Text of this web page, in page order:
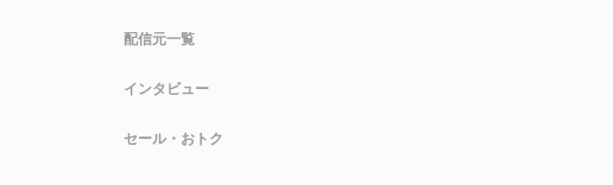
配信元一覧
インタビュー
セール・おトク